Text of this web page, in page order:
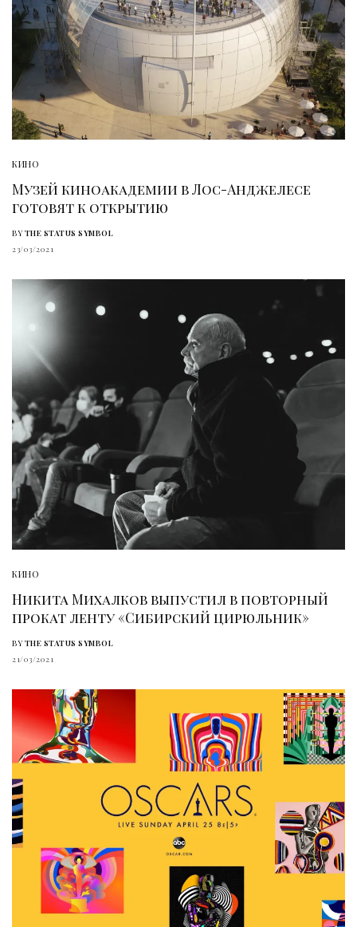
КИНО
Музей киноакадемии в Лос-Анджелесе
готовят к открытию
BY THE STATUS SYMBOL
23/03/2021
КИНО
Никита Михалков выпустил в повторный
прокат ленту «Сибирский цирюльник»
BY THE STATUS SYMBOL
21/03/2021